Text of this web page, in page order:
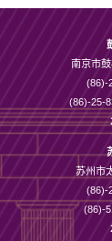
南京市
(86)-
(86)-25-
苏州市
(86)-
(86)-